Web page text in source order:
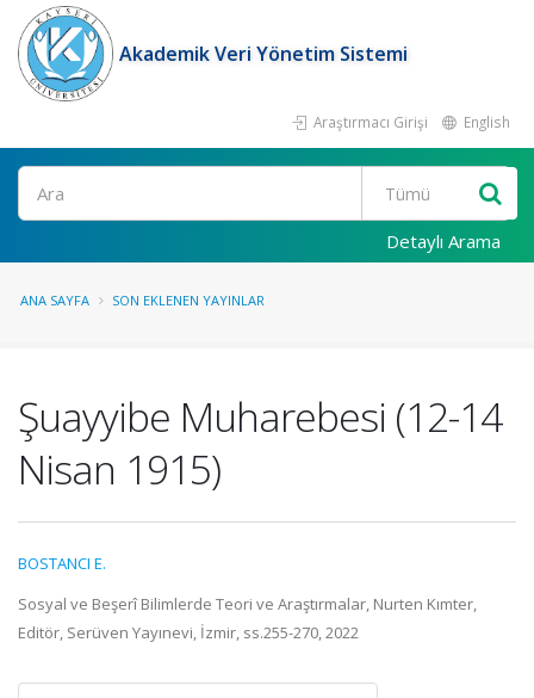
Akademik Veri Yönetim Sistemi
Araştırmacı Girişi English
Ara
Detaylı Arama
ANA SAYFA SON EKLENEN YAYINLAR
Şuayyibe Muharebesi (12-14
Nisan 1915)
BOSTANCI E.
Sosyal ve Beşerî Bilimlerde Teori ve Araştırmalar, Nurten Kımter,
Editör, Serüven Yayınevi, İzmir, ss.255-270, 2022